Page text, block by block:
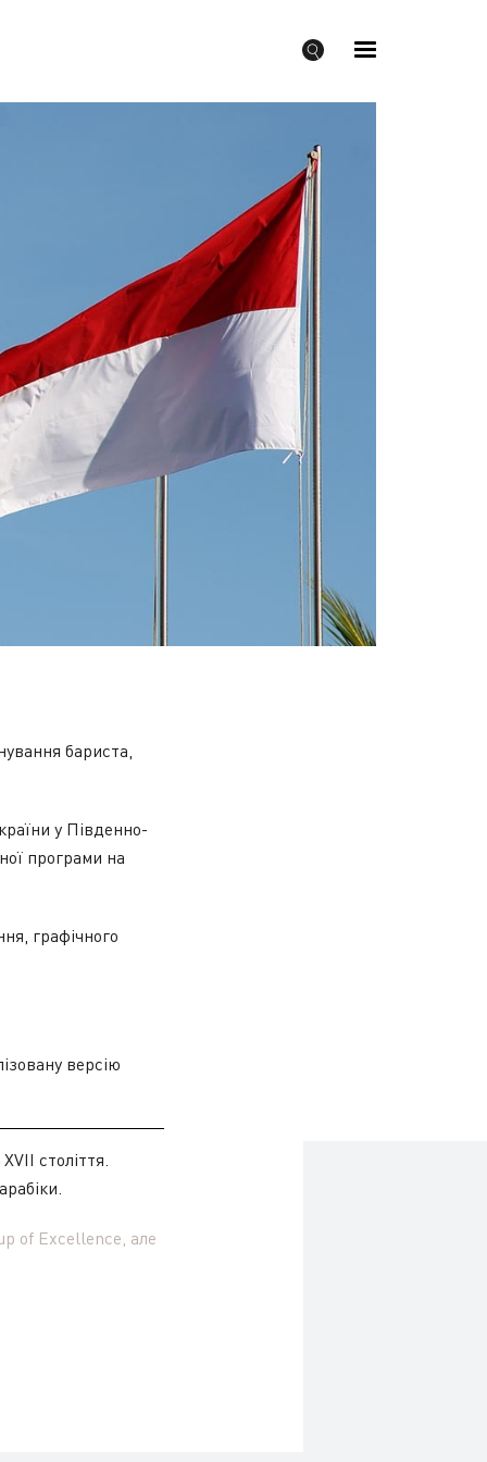
бариста,
у Південно-
програми на
графічного
версію
століття.
of Excellence, але